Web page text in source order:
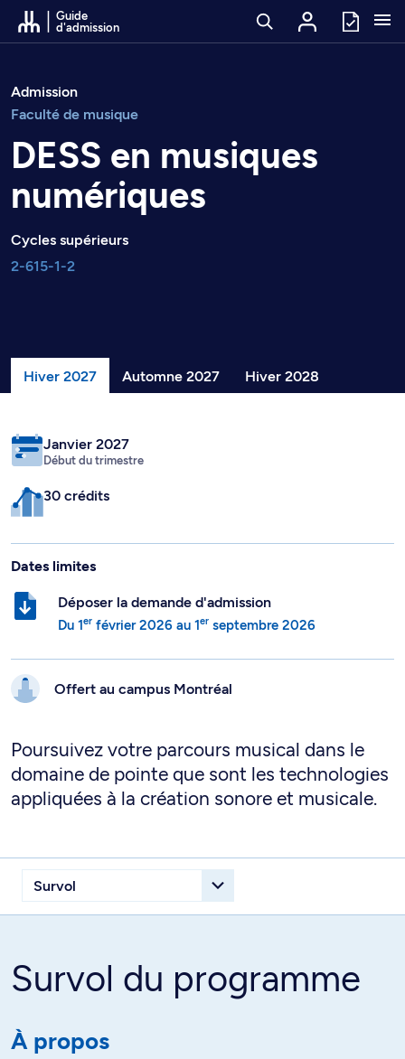
Passer au contenu
Guide
d'admission
Admission
Faculté de musique
DESS en musiques
numériques
Cycles supérieurs
2-615-1-2
Hiver 2027 Automne 2027 Hiver 2028
Janvier 2027
Début du trimestre
30 crédits
Dates limites
Déposer la demande d'admission
Du 1er février 2026 au 1er septembre 2026
Offert au campus Montréal
Poursuivez votre parcours musical dans le
domaine de pointe que sont les technologies
appliquées à la création sonore et musicale.
Survol du programme
À propos